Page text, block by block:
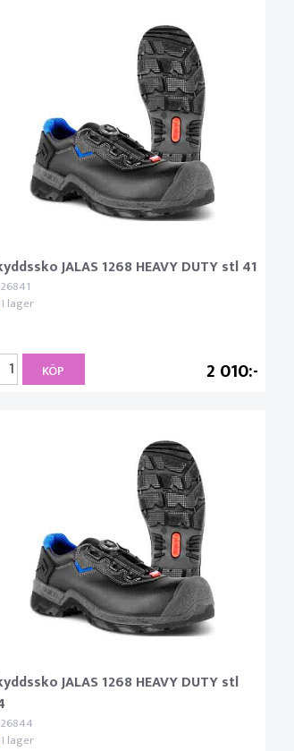
JALAS 1268 HEAVY DUTY stl 41
I lager
2 010
KÖP
JALAS 1268 HEAVY DUTY stl
I lager